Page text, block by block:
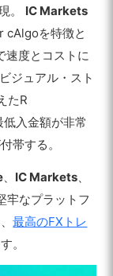
。 IC Markets
cAlgoを特徴と
速度とコストに
ジュアル・スト
たR
入金額が非常
帯する。
IC Markets
牢なプラットフ
最高のFXトレ
。